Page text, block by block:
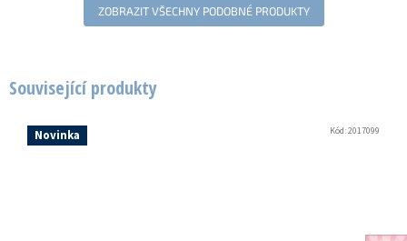
Související produkty
Novinka Kód:2017099
ZOBRAZIT VŠECHNY PODOBNÉ PRODUKTY